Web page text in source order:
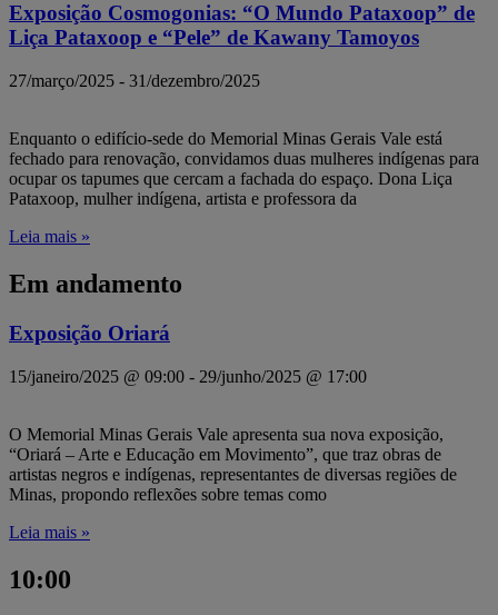
Exposição Cosmogonias: “O Mundo Pataxoop” de
Liça Pataxoop e “Pele” de Kawany Tamoyos
27/março/2025 - 31/dezembro/2025
Enquanto o edifício-sede do Memorial Minas Gerais Vale está
fechado para renovação, convidamos duas mulheres indígenas para
ocupar os tapumes que cercam a fachada do espaço. Dona Liça
Pataxoop, mulher indígena, artista e professora da
Leia mais »
Em andamento
Exposição Oriará
15/janeiro/2025 @ 09:00 - 29/junho/2025 @ 17:00
O Memorial Minas Gerais Vale apresenta sua nova exposição,
“Oriará – Arte e Educação em Movimento”, que traz obras de
artistas negros e indígenas, representantes de diversas regiões de
Minas, propondo reflexões sobre temas como
Leia mais »
10:00